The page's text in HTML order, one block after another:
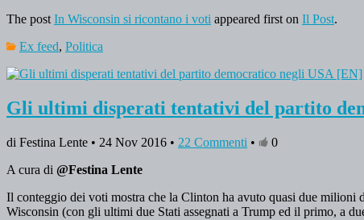
The post In Wisconsin si ricontano i voti appeared first on Il Post.
Ex feed, Politica
Gli ultimi disperati tentativi del partito
di Festina Lente • 24 Nov 2016 • 22 Commenti •
0
A cura di @Festina Lente
Il conteggio dei voti mostra che la Clinton ha avuto quasi due milioni
Wisconsin (con gli ultimi due Stati assegnati a Trump ed il primo, a